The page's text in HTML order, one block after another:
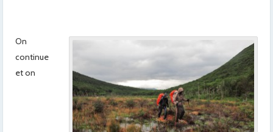
On
continue
et on